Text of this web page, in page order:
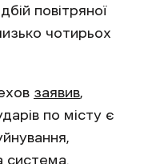
повітряної
чотирьох
заявив,
по місту є
система.